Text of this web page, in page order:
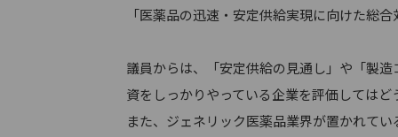
「医薬品の迅速・安定供給実現に向けた総
議員からは、「安定供給の見通し」や「製
資をしっかりやっている企業を評価しては
また、ジェネリック医薬品業界が置かれて